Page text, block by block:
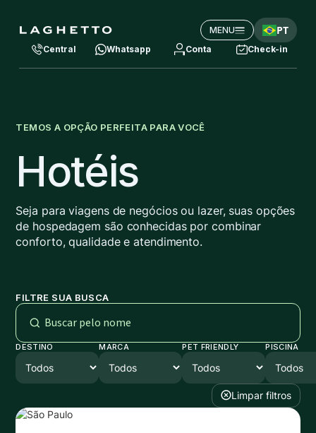
MENU PT
Central Whatsapp Conta Check-in
TEMOS A OPÇÃO PERFEITA PARA VOCÊ
Hotéis
Seja para viagens de negócios ou lazer, suas opções
de hospedagem são conhecidas por combinar
conforto, qualidade e atendimento.
FILTRE SUA BUSCA
DESTINO MARCA PET FRIENDLY PISCINA
Limpar filtros